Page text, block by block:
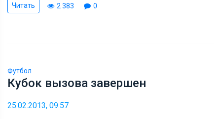
Читать 2 383 0
Футбол
Кубок вызова завершен
25.02.2013, 09:57